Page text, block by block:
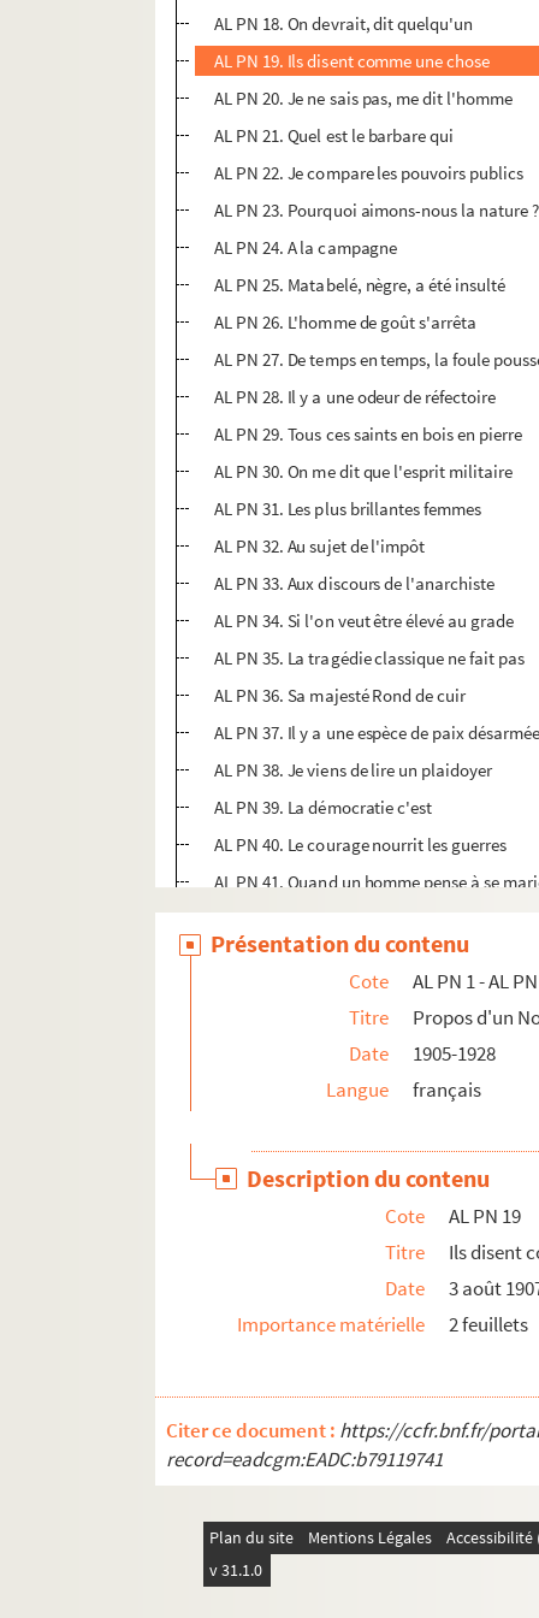
AL PN 18. On devrait, dit quelqu'un
AL PN 19. Ils disent comme une chose
AL PN 20. Je ne sais pas, me dit l'homme
AL PN 21. Quel est le barbare qui
AL PN 22. Je compare les pouvoirs publics
AL PN 23. Pourquoi aimons-nous la nature ?
AL PN 24. A la campagne
AL PN 25. Matabelé, nègre, a été insulté
AL PN 26. L'homme de goût s'arrêta
AL PN 27. De temps en temps, la foule
AL PN 28. Il y a une odeur de réfectoire
AL PN 29. Tous ces saints en bois en pierre
AL PN 30. On me dit que l'esprit militaire
AL PN 31. Les plus brillantes femmes
AL PN 32. Au sujet de l'impôt
AL PN 33. Aux discours de l'anarchiste
AL PN 34. Si l'on veut être élevé au grade
AL PN 35. La tragédie classique ne fait pas
AL PN 36. Sa majesté Rond de cuir
AL PN 37. Il y a une espèce de paix
AL PN 38. Je viens de lire un plaidoyer
AL PN 39. La démocratie c'est
AL PN 40. Le courage nourrit les guerres
AL PN 41. Quand un homme pense à se
AL PN 42. Si l'on veut traiter de la guerre et
AL PN 43. Tout s'en va. Les moutards se
AL PN 44. C'est très sage, ce qui a été
AL PN 45. Un jour un fourier, tout
AL PN 46. Quand on lit les affiches des
AL PN 47. L'administration, c'est le monde
AL PN 49. Il y a des moments difficiles dans
AL PN 50. Le tacticien amateur
AL PN 51. Si vous voulez savoir, me dit Jim
AL PN 52. J'avais déjà remarqué
AL PN 53. L'homme d'Etat me dit
AL PN 55. Le réseau de l'ouest était mal
AL PN 56. Je veux bien, dit l'Economiste,
AL PN 57. L'industriel me dit
AL PN 58. Le vieux curé contemplait
AL PN 59. Un Radical m'écrit : "Je suis
AL PN 60. J'ai connu autrefois un vieux
Présentation du contenu
Cote
AL PN 1 - AL
Titre
Propos d'un
Date
1905-1928
Langue
français
Description du contenu
Cote
AL PN 19
Titre
Ils disent
Date
3 août
Importance matérielle
2 feuillets
Citer ce document : https://ccfr.bnf.fr/
record=eadcgm:EADC:b79119741
Plan du site Mentions Légales
v 31.1.0